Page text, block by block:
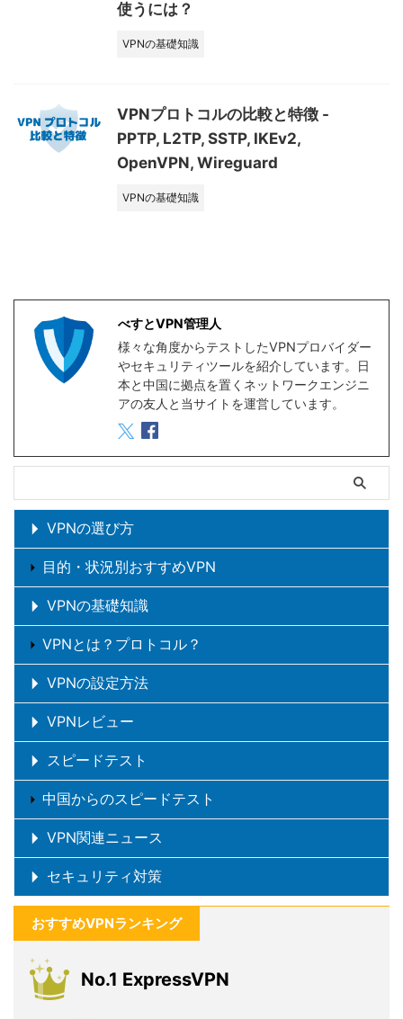
使うには？
VPNの基礎知識
VPNプロトコルの比較と特徴 -
PPTP, L2TP, SSTP, IKEv2,
OpenVPN, Wireguard
VPNの基礎知識
べすとVPN管理人
様々な角度からテストしたVPNプロバイダー
やセキュリティツールを紹介しています。日
本と中国に拠点を置くネットワークエンジニ
アの友人と当サイトを運営しています。
VPNの選び方
目的・状況別おすすめVPN
VPNの基礎知識
VPNとは？プロトコル？
VPNの設定方法
VPNレビュー
スピードテスト
中国からのスピードテスト
VPN関連ニュース
セキュリティ対策
おすすめVPNランキング
No.1 ExpressVPN